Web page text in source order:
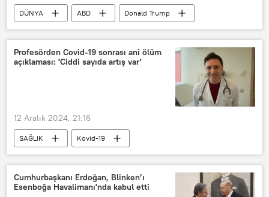
DÜNYA ABD
Donald Trump
Çin
CNBC
Bitcoin
Kripto para
Profesörden Covid-19 sonrası ani ölüm
açıklaması: 'Ciddi sayıda artış var'
12 Aralık 2024, 21:16
SAĞLIK
Kovid-19
Türkiye’de Kovid-19 salgını
Kovid-19 tarama testi
Kovid-19 Bilimsel Danışma Kurulu
Cumhurbaşkanı Erdoğan, Blinken’ı
Esenboğa Havalimanı'nda kabul etti